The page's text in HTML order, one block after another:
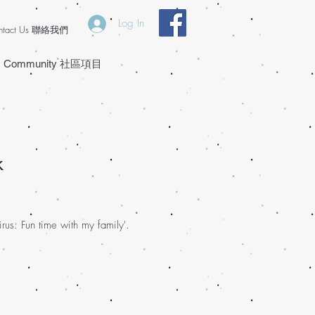
Community 社區項目
Us 聯絡我們 Log In
Fun time with my family'.